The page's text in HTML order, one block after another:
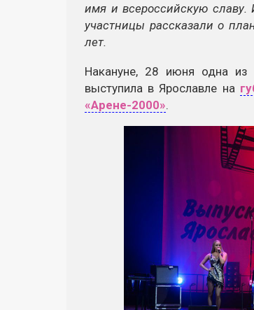
имя и всероссийскую славу.
участницы рассказали о
лет.
Накануне, 28 июня одна из
выступила в Ярославле на
«Арене-2000».